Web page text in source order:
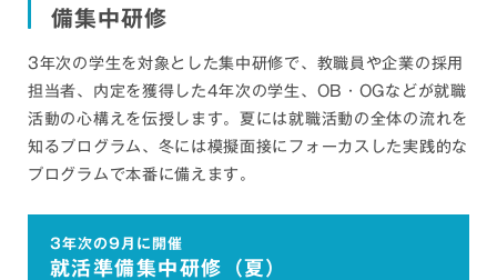
備集中研修
3年次の学生を対象とした集中研修で、教職員や企業の採用
担当者、内定を獲得した4年次の学生、OB・OGなどが就職
活動の心構えを伝授します。夏には就職活動の全体の流れを
知るプログラム、冬には模擬面接にフォーカスした実践的な
プログラムで本番に備えます。
3年次の9月に開催
就活準備集中研修（夏）
急交通社、JTBグローバルマーケティング＆トラベル など
フトバンク、マイナビ、博報堂アイ・スタジオ、エン・ジャ
パン、ベネッセコーポレーション、コナミデジタルエンタテ
インメント、トランスコスモス、電広、三晃社、豊田通商シ
ステムズ、TOPPANシステムインテグレーション、伊藤忠テ
流通